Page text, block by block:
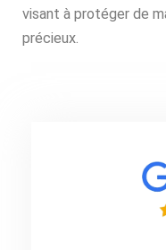
visant à protéger de
précieux.